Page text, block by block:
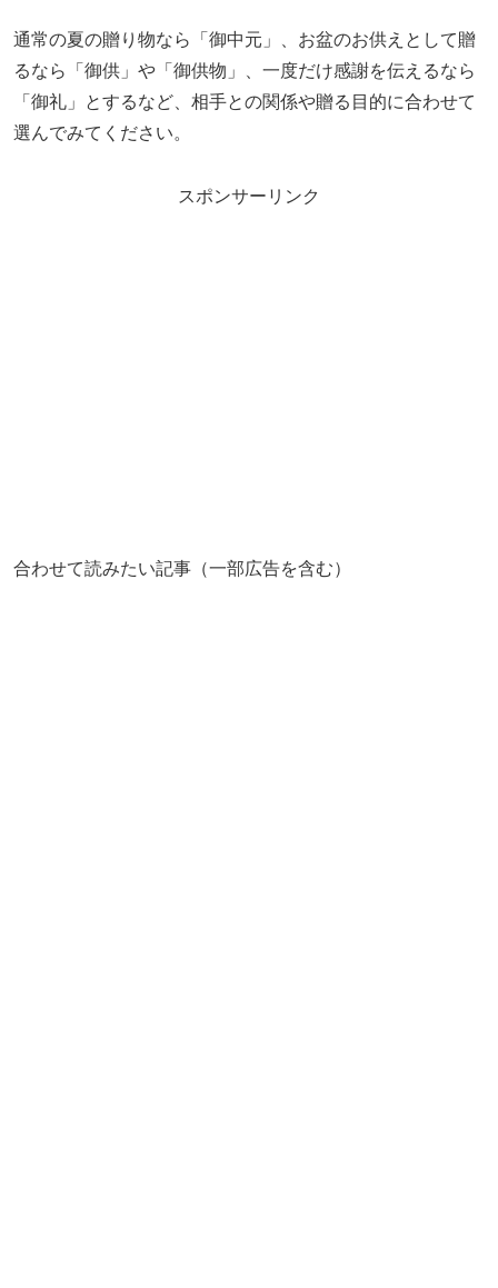
通常の夏の贈り物なら「御中元」、お盆のお供えとして贈
るなら「御供」や「御供物」、一度だけ感謝を伝えるなら
「御礼」とするなど、相手との関係や贈る目的に合わせて
選んでみてください。
スポンサーリンク
合わせて読みたい記事（一部広告を含む）